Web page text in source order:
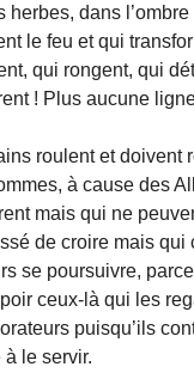
herbes, dans
le feu et qui
qui rongent, qui
! Plus aucune
roulent et doivent
à cause des
mais qui ne
de croire mais
se poursuivre,
ceux-là qui les
puisqu’ils
le servir.